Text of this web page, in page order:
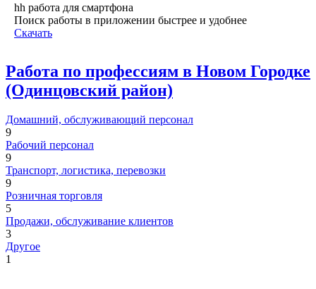
hh работа для смартфона
Поиск работы в приложении быстрее и удобнее
Скачать
Работа по профессиям в Новом Городке
(Одинцовский район)
Домашний, обслуживающий персонал
9
Рабочий персонал
9
Транспорт, логистика, перевозки
9
Розничная торговля
5
Продажи, обслуживание клиентов
3
Другое
1